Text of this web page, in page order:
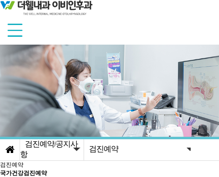
검진예약/공지사
항
더웰소개
검진예약
검진예약
국가건강검진예약